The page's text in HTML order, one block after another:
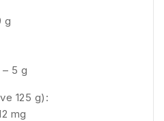
g
5 g
125 g):
mg